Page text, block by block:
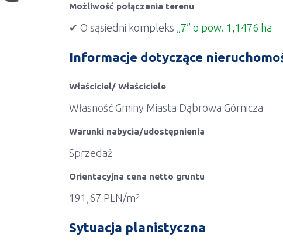
Możliwość połączenia terenu
✔ O sąsiedni kompleks „7” o pow. 1,1476 ha
Informacje dotyczące
Właściciel/ Właściciele
Własność Gminy Miasta Dąbrowa Górnicza
Warunki nabycia/udostępnienia
Sprzedaż
Orientacyjna cena netto gruntu
191,67 PLN/m2
Sytuacja planistyczna